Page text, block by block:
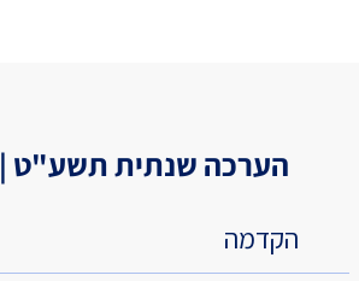
הערכה שנתית תשע"ט | 2019
הקדמה